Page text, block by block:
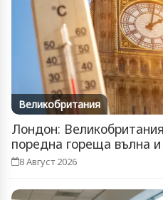
Великобритания
Лондон:
поредна гореща вълна и
8 Август 2026